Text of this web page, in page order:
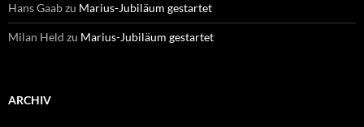
Hans Gaabzu Marius-Jubiläum gestartet
Milan Held zu Marius-Jubiläum gestartet
ARCHIV